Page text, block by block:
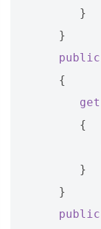
}
}
public
{
get
{
}
}
public